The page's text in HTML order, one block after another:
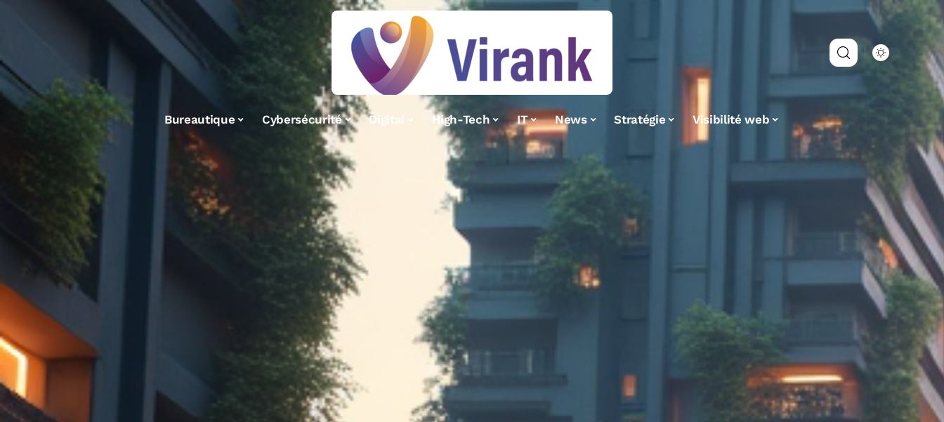
Bureautique Cybersécurité Digital High-Tech IT News Stratégie Visibilité web